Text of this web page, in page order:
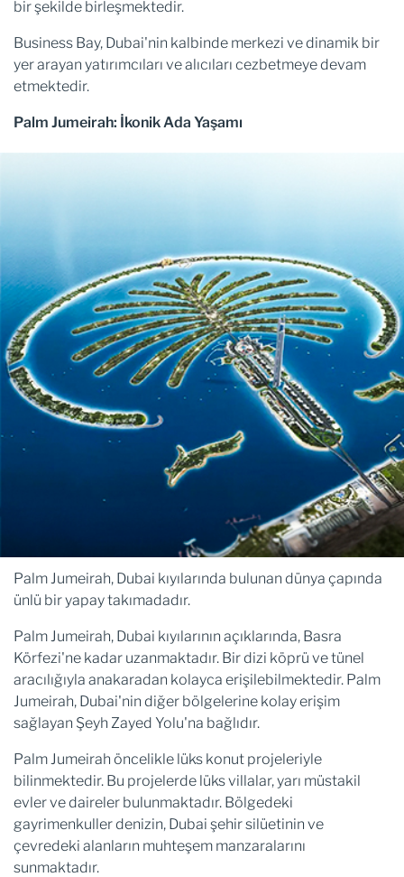
bir şekilde birleşmektedir.
Business Bay, Dubai'nin kalbinde merkezi ve dinamik bir
yer arayan yatırımcıları ve alıcıları cezbetmeye devam
etmektedir.
Palm Jumeirah: İkonik Ada Yaşamı
Palm Jumeirah, Dubai kıyılarında bulunan dünya çapında
ünlü bir yapay takımadadır.
Palm Jumeirah, Dubai kıyılarının açıklarında, Basra
Körfezi'ne kadar uzanmaktadır. Bir dizi köprü ve tünel
aracılığıyla anakaradan kolayca erişilebilmektedir. Palm
Jumeirah, Dubai'nin diğer bölgelerine kolay erişim
sağlayan Şeyh Zayed Yolu'na bağlıdır.
Palm Jumeirah öncelikle lüks konut projeleriyle
bilinmektedir. Bu projelerde lüks villalar, yarı müstakil
evler ve daireler bulunmaktadır. Bölgedeki
gayrimenkuller denizin, Dubai şehir silüetinin ve
çevredeki alanların muhteşem manzaralarını
sunmaktadır.